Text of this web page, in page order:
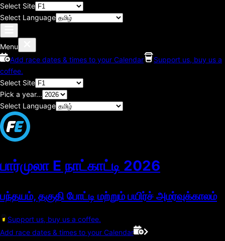
Select Site
Select Language
Menu
Add race dates & times to your Calendar
Support us, buy us a
coffee.
Select Site
Pick a year...
Select Language
பார்முலா E நாட்காட்டி 2026
பந்தயம், தகுதி போட்டி மற்றும் பயிர்ச் அமர்வுக்காலம்
Support us, buy us a coffee.
Add race dates & times to your Calendar